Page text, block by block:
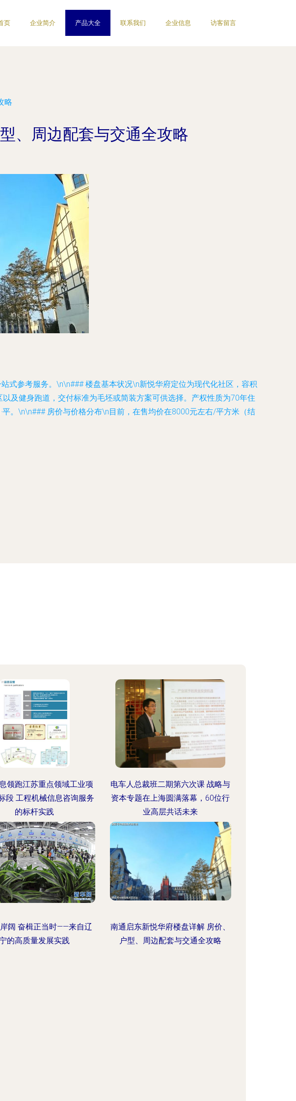
页 企业简介 产品大全 联系我们 企业信息 访客留言
略
、周边配套与交通全攻略
式参考服务。\n\n### 楼盘基本状况\n新悦华府定位为现代化社区，容积
及健身跑道，交付标准为毛坯或简装方案可供选择。产权性质为70年住
。\n\n### 房价与价格分布\n目前，在售均价在8000元左右/平方米（结
领跑江苏重点领域工业项
段 工程机械信息咨询服务
的标杆实践
电车人总裁班二期第六次课 战略与
资本专题在上海圆满落幕，60位行
业高层共话未来
阔 奋楫正当时——来自辽
的高质量发展实践
南通启东新悦华府楼盘详解 房价、
户型、周边配套与交通全攻略